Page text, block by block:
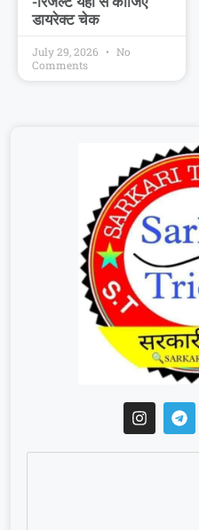
डायरेक्ट चेक
July 29, 2026
No
Comments